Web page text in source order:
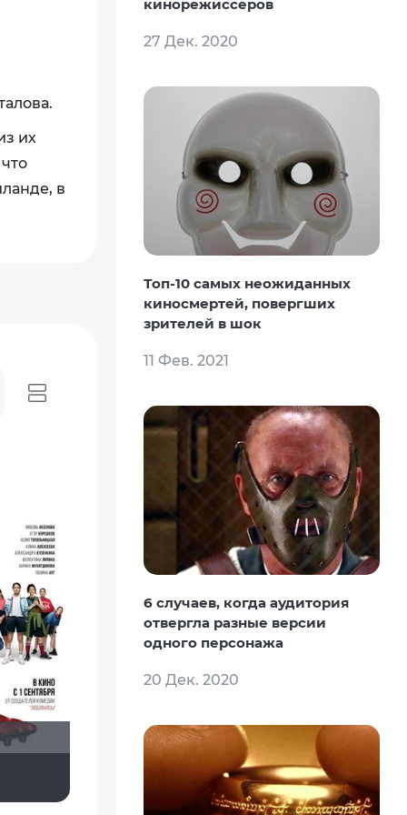
их
в
кинорежиссеров
27 Дек. 2020
Топ-10 самых неожиданных
киносмертей, повергших
зрителей в шок
11 Фев. 2021
6 случаев, когда аудитория
отвергла разные версии
одного персонажа
20 Дек. 2020